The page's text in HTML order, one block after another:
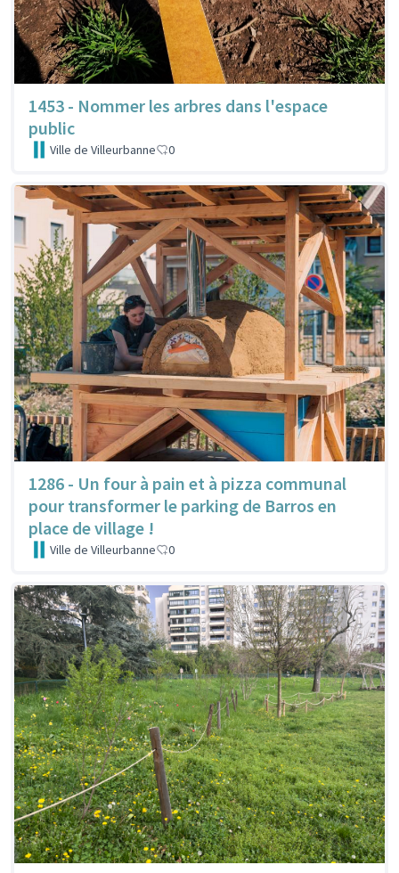
1453 - Nommer les arbres dans l'espace
public
Ville de Villeurbanne 0
1286 - Un four à pain et à pizza communal
pour transformer le parking de Barros en
place de village !
Ville de Villeurbanne 0